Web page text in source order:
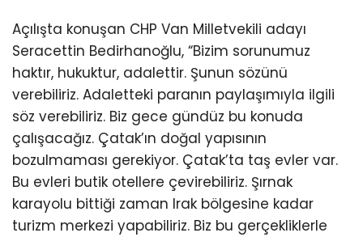
Açılışta konuşan CHP Van Milletvekili adayı
Seracettin Bedirhanoğlu, “Bizim sorunumuz
haktır, hukuktur, adalettir. Şunun sözünü
verebiliriz. Adaletteki paranın paylaşımıyla ilgili
söz verebiliriz. Biz gece gündüz bu konuda
çalışacağız. Çatak’ın doğal yapısının
bozulmaması gerekiyor. Çatak’ta taş evler var.
Bu evleri butik otellere çevirebiliriz. Şırnak
karayolu bittiği zaman Irak bölgesine kadar
turizm merkezi yapabiliriz. Biz bu gerçekliklerle